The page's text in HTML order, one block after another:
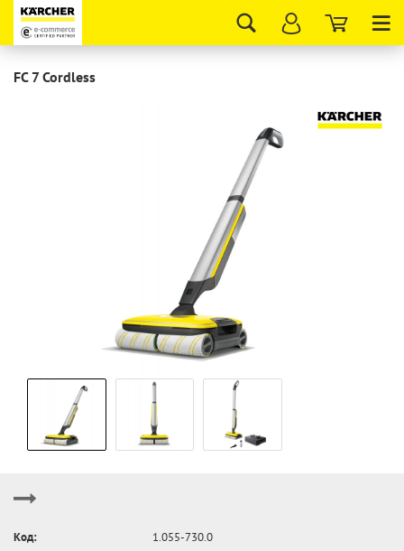
FC 7 Cordless
Код:
1.055-730.0